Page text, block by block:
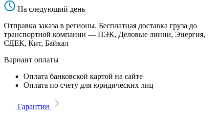
На следующий день
Отправка заказа в регионы. Бесплатная доставка груза до
транспортной компании — ПЭК, Деловые линии, Энергия,
СДЕК, Кит, Байкал
Вариант оплаты
Оплата банковской картой на сайте
Оплата по счету для юридических лиц
Гарантии